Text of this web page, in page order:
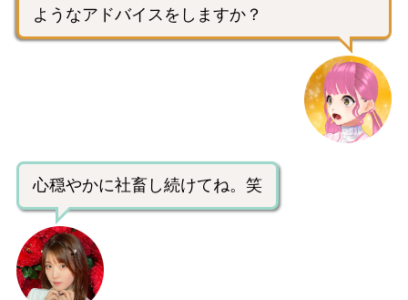
ようなアドバイスをしますか？
心穏やかに社畜し続けてね。笑